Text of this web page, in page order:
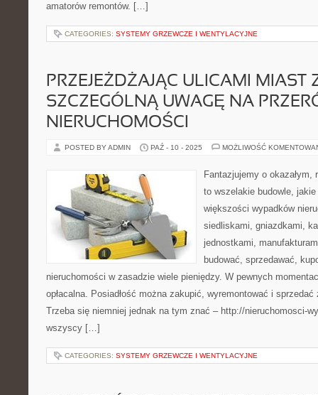
amatorów remontów. […]
CATEGORIES: SYSTEMY GRZEWCZE I WENTYLACYJNE
PRZEJEŻDŻAJĄC ULICAMI MIAST
SZCZEGÓLNĄ UWAGĘ NA
NIERUCHOMOŚCI
POSTED BY ADMIN PAŹ - 10 - 2025 MOŻLIWOŚĆ
Fantazjujemy o okazałym,
to wszelakie budowle,
większości wypadków
siedliskami, gniazdkami,
jednostkami,
budować, sprzedawać,
nieruchomości w zasadzie wiele pieniędzy. W pewnych
opłacalna. Posiadłość można zakupić, wyremontować i
Trzeba się niemniej jednak na tym znać – http://nieruchomosci-
wszyscy […]
CATEGORIES: SYSTEMY GRZEWCZE I WENTYLACYJNE